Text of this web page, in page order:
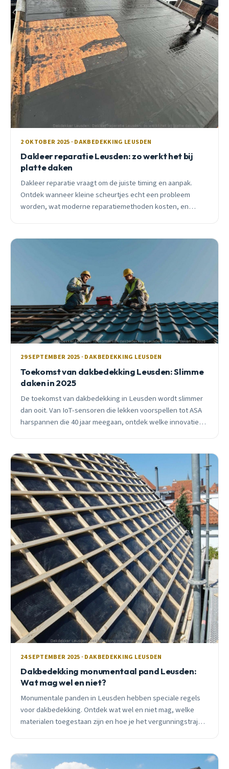
2 OKTOBER 2025 · DAKBEDEKKING LEUSDEN
Dakleer reparatie Leusden: zo werkt het bij
platte daken
Dakleer reparatie vraagt om de juiste timing en aanpak.
Ontdek wanneer kleine scheurtjes echt een probleem
worden, wat moderne reparatiemethoden kosten, en
29 SEPTEMBER 2025 · DAKBEDEKKING LEUSDEN
Toekomst van dakbedekking Leusden: Slimme
daken in 2025
De toekomst van dakbedekking in Leusden wordt slimmer
dan ooit. Van IoT-sensoren die lekken voorspellen tot ASA
harspannen die 40 jaar meegaan, ontdek welke innovatieve
24 SEPTEMBER 2025 · DAKBEDEKKING LEUSDEN
Dakbedekking monumentaal pand Leusden:
Wat mag wel en niet?
Monumentale panden in Leusden hebben speciale regels
voor dakbedekking. Ontdek wat wel en niet mag, welke
materialen toegestaan zijn en hoe je het vergunningstraject